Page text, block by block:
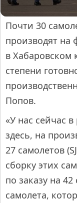
Почти 30
производят на
в Хабаровском
степени
Попов.
«У нас сейчас
здесь, на
27 самолетов
сборку этих
по заказу на
самолета,